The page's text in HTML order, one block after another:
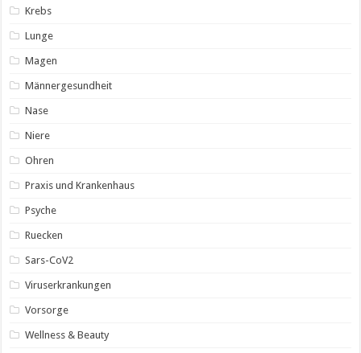
Krebs
Lunge
Magen
Männergesundheit
Nase
Niere
Ohren
Praxis und Krankenhaus
Psyche
Ruecken
Sars-CoV2
Viruserkrankungen
Vorsorge
Wellness & Beauty